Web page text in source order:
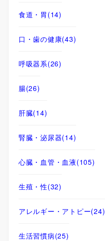
食道・胃 (14)
口・歯の健康(43)
呼吸器系(26)
腸(26)
肝臓(14)
腎臓・泌尿器(14)
心臓・血管・血液(105)
生殖・性(32)
アレルギー・アトピー(24)
生活習慣病(25)